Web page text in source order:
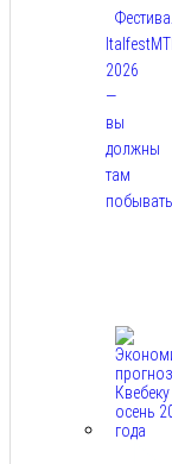
2026
—
вы
должны
там